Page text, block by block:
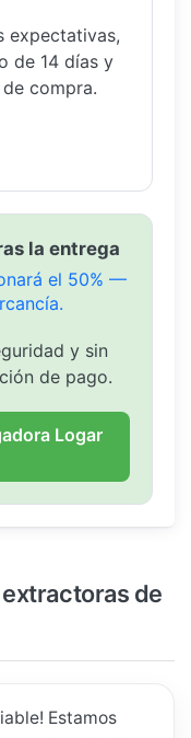
expectativas,
de 14 días y
compra.
la entrega
el 50% —
y sin
de pago.
Logar
de
Estamos